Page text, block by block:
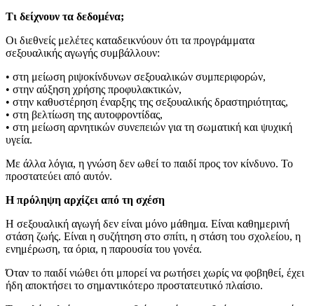
Τι δείχνουν τα δεδομένα;
Οι διεθνείς μελέτες καταδεικνύουν ότι τα προγράμματα
σεξουαλικής αγωγής συμβάλλουν:
• στη μείωση ριψοκίνδυνων σεξουαλικών συμπεριφορών,
• στην αύξηση χρήσης προφυλακτικών,
• στην καθυστέρηση έναρξης της σεξουαλικής δραστηριότητας,
• στη βελτίωση της αυτοφροντίδας,
• στη μείωση αρνητικών συνεπειών για τη σωματική και ψυχική
υγεία.
Με άλλα λόγια, η γνώση δεν ωθεί το παιδί προς τον κίνδυνο. Το
προστατεύει από αυτόν.
Η πρόληψη αρχίζει από τη σχέση
Η σεξουαλική αγωγή δεν είναι μόνο μάθημα. Είναι καθημερινή
στάση ζωής. Είναι η συζήτηση στο σπίτι, η στάση του σχολείου, η
ενημέρωση, τα όρια, η παρουσία του γονέα.
Όταν το παιδί νιώθει ότι μπορεί να ρωτήσει χωρίς να φοβηθεί, έχει
ήδη αποκτήσει το σημαντικότερο προστατευτικό πλαίσιο.